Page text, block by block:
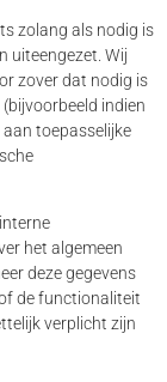
zolang als nodig is
uiteengezet. Wij
zover dat nodig is
indien
toepasselijke
het algemeen
deze gegevens
de functionaliteit
verplicht zijn